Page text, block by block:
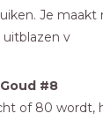
Je maakt
v
#8
of 80 wordt,